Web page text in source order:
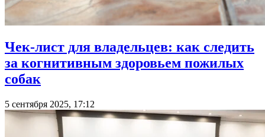
Чек-лист для владельцев: как следить
за когнитивным здоровьем пожилых
собак
5 сентября 2025, 17:12